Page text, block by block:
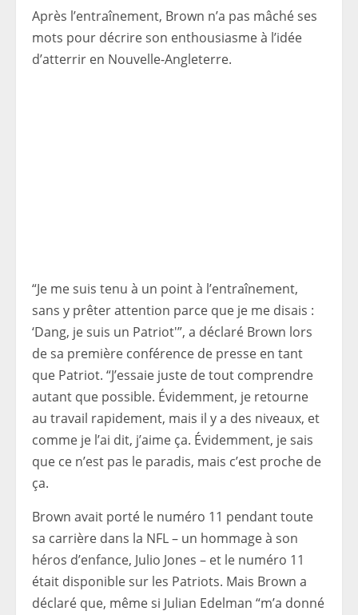
Après l’entraînement, Brown n’a pas mâché ses
mots pour décrire son enthousiasme à l’idée
d’atterrir en Nouvelle-Angleterre.
“Je me suis tenu à un point à l’entraînement,
sans y prêter attention parce que je me disais :
‘Dang, je suis un Patriot'”, a déclaré Brown lors
de sa première conférence de presse en tant
que Patriot. “J’essaie juste de tout comprendre
autant que possible. Évidemment, je retourne
au travail rapidement, mais il y a des niveaux, et
comme je l’ai dit, j’aime ça. Évidemment, je sais
que ce n’est pas le paradis, mais c’est proche de
ça.
Brown avait porté le numéro 11 pendant toute
sa carrière dans la NFL – un hommage à son
héros d’enfance, Julio Jones – et le numéro 11
était disponible sur les Patriots. Mais Brown a
déclaré que, même si Julian Edelman “m’a donné